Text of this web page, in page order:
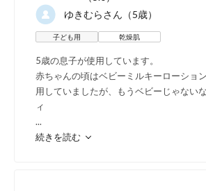
キッズにも安
ゆきむらさん（5歳）
子ども用 乾燥肌
5歳の息子が使用しています。
赤ちゃんの頃はベビーミルキーローショ
用していましたが、もうベビーじゃない
ィ
...
続きを読む